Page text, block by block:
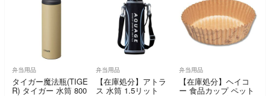
弁当用品
タイガー魔法瓶(TIGE
R) タイガー 水筒 800
弁当用品
【在庫処分】アトラ
ス 水筒 1.5リット
弁当用品
【在庫処分】ヘイコ
ー 食品カップ ペット